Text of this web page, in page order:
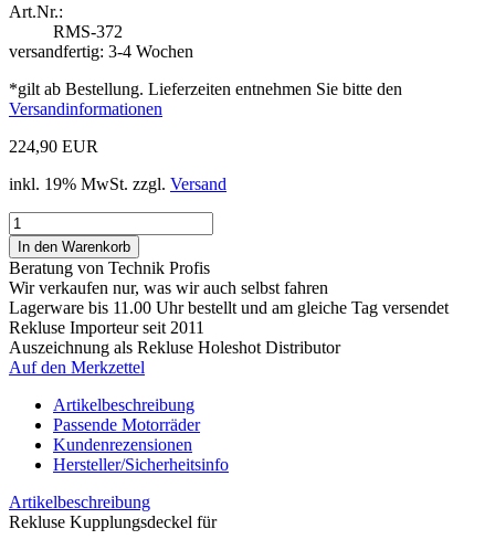
Art.Nr.:
RMS-372
versandfertig: 3-4 Wochen
*gilt ab Bestellung. Lieferzeiten entnehmen Sie bitte den
Versandinformationen
224,90 EUR
inkl. 19% MwSt. zzgl. Versand
Beratung von Technik Profis
Wir verkaufen nur, was wir auch selbst fahren
Lagerware bis 11.00 Uhr bestellt und am gleiche Tag versendet
Rekluse Importeur seit 2011
Auszeichnung als Rekluse Holeshot Distributor
Auf den Merkzettel
Artikelbeschreibung
Passende Motorräder
Kundenrezensionen
Hersteller/Sicherheitsinfo
Artikelbeschreibung
Rekluse Kupplungsdeckel für